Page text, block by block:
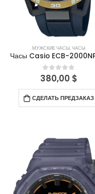
МУЖСКИЕ ЧАСЫ,ЧАСЫ
0out of 5
380,00 $
СДЕЛАТЬ ПРЕДЗАКАЗ